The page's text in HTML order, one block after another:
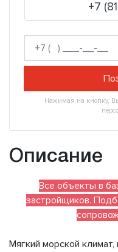
+7
Нажимая на кнопку,
Описание
Все объекты в
застройщиков.
Мягкий морской